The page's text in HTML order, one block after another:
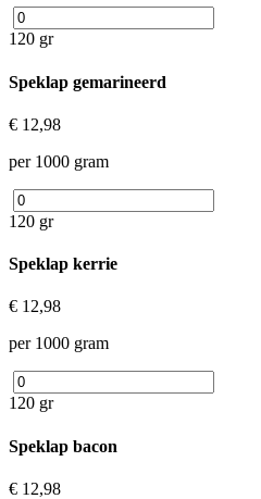
120 gr
Speklap gemarineerd
€ 12,98
per 1000 gram
120 gr
Speklap kerrie
€ 12,98
per 1000 gram
120 gr
Speklap bacon
€ 12,98